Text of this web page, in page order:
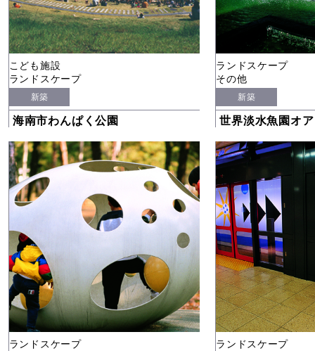
こども施設
ランドスケープ
新築
海南市わんぱく公園
ランドスケープ
その他
新築
世界淡水魚園オ
ランドスケープ
ランドスケープ